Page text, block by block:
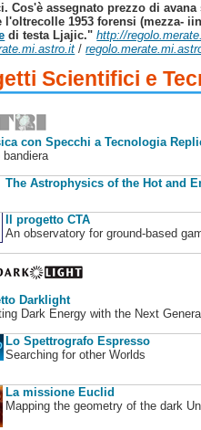
Cos'è assegnato prezzo di
l'oltrecolle 1953 forensi (mezza-
di testa Ljajic." http://
/
Scientifici e
con Specchi a Tecnologia
bandiera
The Astrophysics of the Hot and
Il progetto CTA
An observatory for ground-based
Darklight
Dark Energy with the Next
Lo Spettrografo Espresso
Searching for other Worlds
La missione Euclid
Mapping the geometry of the dark